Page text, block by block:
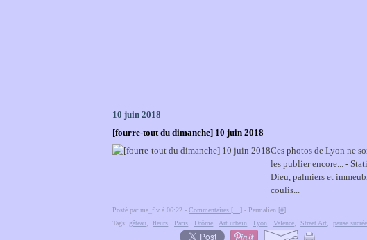
10 juin 2018
[fourre-tout du dimanche] 10 juin 2018
Ces photos de Lyon ne
les publier encore... -
Dieu, palmiers et
coulis...
Posté par ma_flv à 06:22 - Commentaires [ ] - Permalien [#]
Tags: gâteau fleurs Paris Drôme Art urbain Lyon Valence Street Art pause sucrée